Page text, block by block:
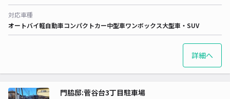
対応車種
オートバイ軽自動車コンパクトカー中型車ワンボックス大型車・SUV
詳細へ
門脇邸:菅谷台3丁目駐車場